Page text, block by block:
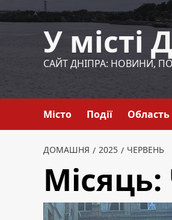
до
У місті
САЙТ ДНІПРА: НОВИНИ,
Місто Події Область
ДОМАШНЯ 2025 ЧЕРВЕНЬ
Місяць: